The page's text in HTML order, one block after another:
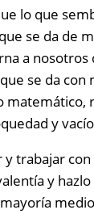
lo que
se da de
a nosotros
se da con
matemático,
y
trabajar
y